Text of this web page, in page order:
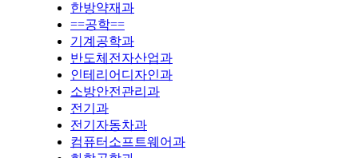
한방약재과
==공학==
기계공학과
반도체전자산업과
인테리어디자인과
소방안전관리과
전기과
전기자동차과
컴퓨터소프트웨어과